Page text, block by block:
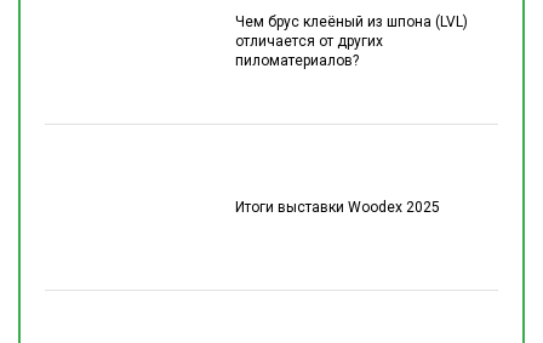
Чем брус клеёный из шпона (LVL)
отличается от других
пиломатериалов?
Итоги выставки Woodex 2025